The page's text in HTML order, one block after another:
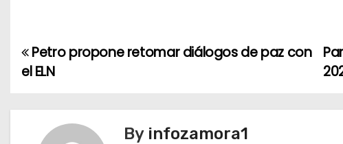
N
v
Petro propone retomar diálogos de paz con
el ELN
By infozamora1